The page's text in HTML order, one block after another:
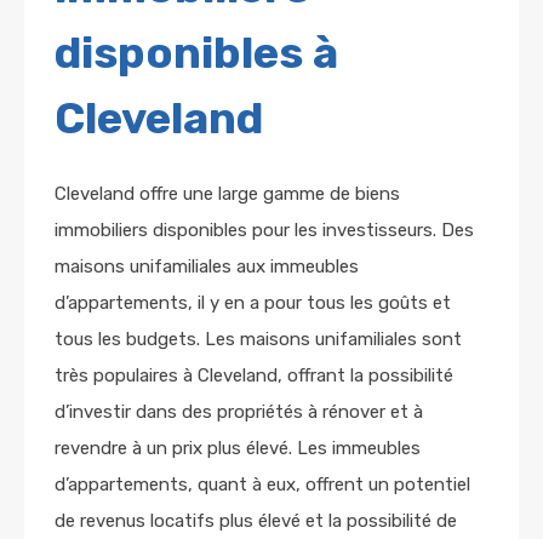
disponibles à
Cleveland
Cleveland offre une large gamme de biens
immobiliers disponibles pour les investisseurs. Des
maisons unifamiliales aux immeubles
d’appartements, il y en a pour tous les goûts et
tous les budgets. Les maisons unifamiliales sont
très populaires à Cleveland, offrant la possibilité
d’investir dans des propriétés à rénover et à
revendre à un prix plus élevé. Les immeubles
d’appartements, quant à eux, offrent un potentiel
de revenus locatifs plus élevé et la possibilité de